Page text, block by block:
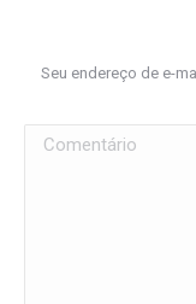
Seu endereço de e-
Comentário